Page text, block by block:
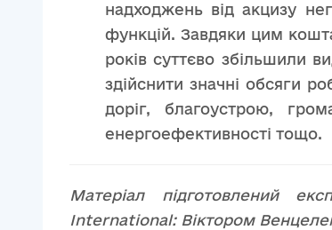
надходжень від акцизу
функцій. Завдяки цим
років суттєво збільшили
здійснити значні обсяги
доріг, благоустрою,
енергоефективності тощо.
Матеріал підготовлений
International: Віктором